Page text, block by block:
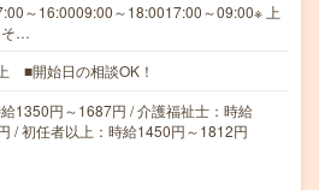
～16:0009:00～18:0017:00～09:00※ 上
そ…
■開始日の相談OK！
1350円～1687円 / 介護福祉士：時給
/ 初任者以上：時給1450円～1812円